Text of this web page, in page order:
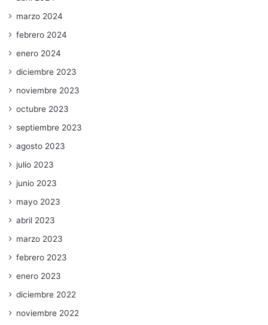
marzo 2024
febrero 2024
enero 2024
diciembre 2023
noviembre 2023
octubre 2023
septiembre 2023
agosto 2023
julio 2023
junio 2023
mayo 2023
abril 2023
marzo 2023
febrero 2023
enero 2023
diciembre 2022
noviembre 2022